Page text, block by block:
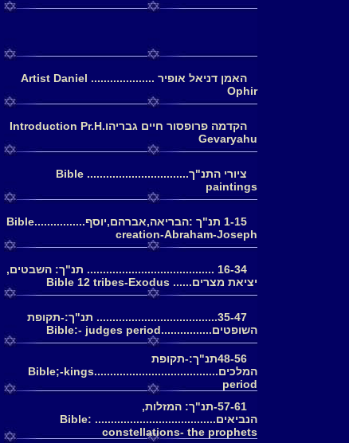
האמן דניאל אופיר .................... Artist Daniel
Ophir
הקדמה פרופסור חיים גבריהוIntroduction Pr.H.
Gevaryahu
ציורי התנ"ך................................ Bible
paintings
1-15 תנ"ך :הבריאה,אברהם,יוסף................Bible
creation-Abraham-Joseph
16-34 ........................................ תנ"ך: השבטים,
יציאת מצרים...... Bible 12 tribes-Exodus
35-47...................................... תנ"ך:-תקופת
השופטים................Bible:- judges period
48-56תנ"ך:-תקופת
המלכים.......................................Bible;-kings
period
57-61-תנ"ך: המזלות,
הנביאים...................................... Bible:
constellations- the prophets